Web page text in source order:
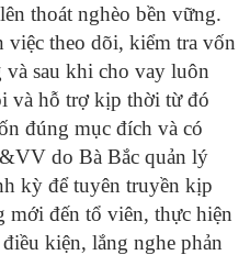
thoát nghèo bền vững.
việc theo dõi, kiểm tra vốn
sau khi cho vay luôn
và hỗ trợ kịp thời từ đó
đúng mục đích và có
do Bà Bắc quản lý
kỳ để tuyên truyền kịp
mới đến tổ viên, thực hiện
kiện, lắng nghe phản